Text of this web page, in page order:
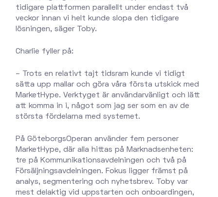
tidigare plattformen parallellt under endast två
veckor innan vi helt kunde slopa den tidigare
lösningen, säger Toby.
Charlie fyller på:
– Trots en relativt tajt tidsram kunde vi tidigt
sätta upp mallar och göra våra första utskick med
MarketHype. Verktyget är användarvänligt och lätt
att komma in i, något som jag ser som en av de
största fördelarna med systemet.
På GöteborgsOperan använder fem personer
MarketHype, där alla hittas på Marknadsenheten:
tre på Kommunikationsavdelningen och två på
Försäljningsavdelningen. Fokus ligger främst på
analys, segmentering och nyhetsbrev. Toby var
mest delaktig vid uppstarten och onboardingen,